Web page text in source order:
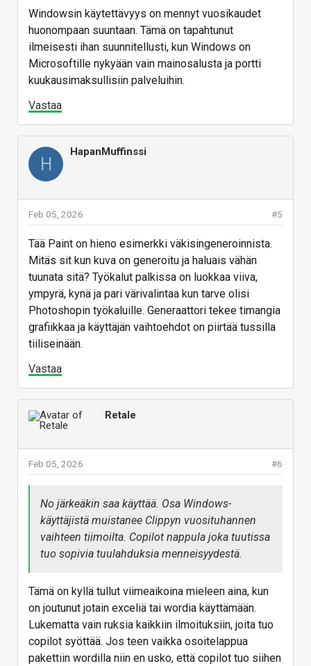
sen lähteenä käyttämää artikkelia ja tarkistaa, että
eihän se vaan hallusinoidut jotakin olennaista
sisäistä käytäntöä.
Ei liene yllätys, että tällä hetkellä suurin osa käyttää
vanhaa KB:ta ja toivotaan, että käytäntö ei ole sen
jälkeen muuttunut, koska työn ohella ei ole aikaa
20 sekuntia.
Ihan hyvä jos Microsoft jatkossa vähän harkitsee,
että onko sillä oikeasti funktiota ja parantaako se
mitään, koska AI-hypessä jokapaikkaan väkisin
tungettu AI todennäköisesti johtaa siihen, että
lopulta kukaan ei tahdo käyttää sitä edes silloin kun
se olisi hyödyllinen.
En olisi uskonut, että minun tulisi joskus ikävä ”big
data -hypeä”, koska yleensä silloin toteutetut asiat
eivät haitanneet tuottavuutta päivittäisessä työssä.
Vastaa
Windowsin käytettävyys on mennyt vuosikaudet
huonompaan suuntaan. Tämä on tapahtunut
ilmeisesti ihan suunnitellusti, kun Windows on
Microsoftille nykyään vain mainosalusta ja portti
kuukausimaksullisiin palveluihin.
Vastaa
H
HapanMuffinssi
#5
Feb 05, 2026
Tää Paint on hieno esimerkki väkisingeneroinnista.
Mitäs sit kun kuva on generoitu ja haluais vähän
tuunata sitä? Työkalut palkissa on luokkaa viiva,
ympyrä, kynä ja pari värivalintaa kun tarve olisi
Photoshopin työkaluille. Generaattori tekee timangia
grafiikkaa ja käyttäjän vaihtoehdot on piirtää tussilla
tiiliseinään.
Vastaa
Retale
#6
Feb 05, 2026
No järkeäkin saa käyttää. Osa Windows-
käyttäjistä muistanee Clippyn vuosituhannen
vaihteen tiimoilta. Copilot nappula joka tuutissa
tuo sopivia tuulahduksia menneisyydestä.
Tämä on kyllä tullut viimeaikoina mieleen aina, kun
on joutunut jotain exceliä tai wordia käyttämään.
Lukematta vain ruksia kaikkiin ilmoituksiin, joita tuo
copilot syöttää. Jos teen vaikka osoitelappua
pakettiin wordilla niin en usko, että copilot tuo siihen